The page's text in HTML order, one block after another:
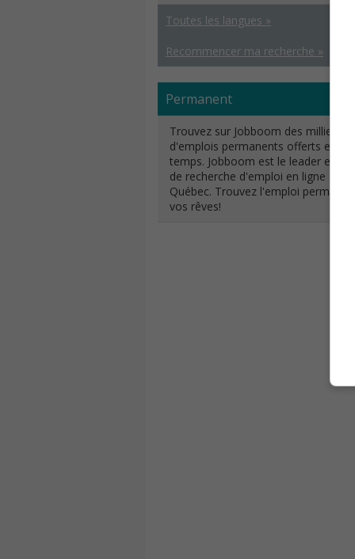
Toutes les langues »
Recommencer ma recherche »
Permanent
Trouvez sur Jobboom des milliers
d'emplois permanents offerts en
temps. Jobboom est le leader en
de recherche d'emploi en ligne au
Québec. Trouvez l'emploi
vos rêves!